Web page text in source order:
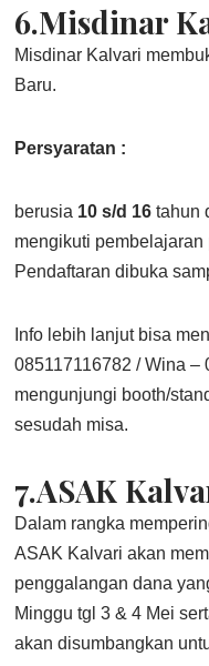
6.Misdinar
Misdinar Kalvari
Baru.
Persyaratan :
berusia 10 s/d 16tahun
mengikuti
Pendaftaran dibuka
Info lebih lanjut bisa
085117116782 / Wina –
mengunjungi booth/
sesudah misa.
7.ASAK
Dalam rangka
ASAK Kalvari akan
penggalangan dana
Minggu tgl 3 & 4 Mei
akan disumbangkan